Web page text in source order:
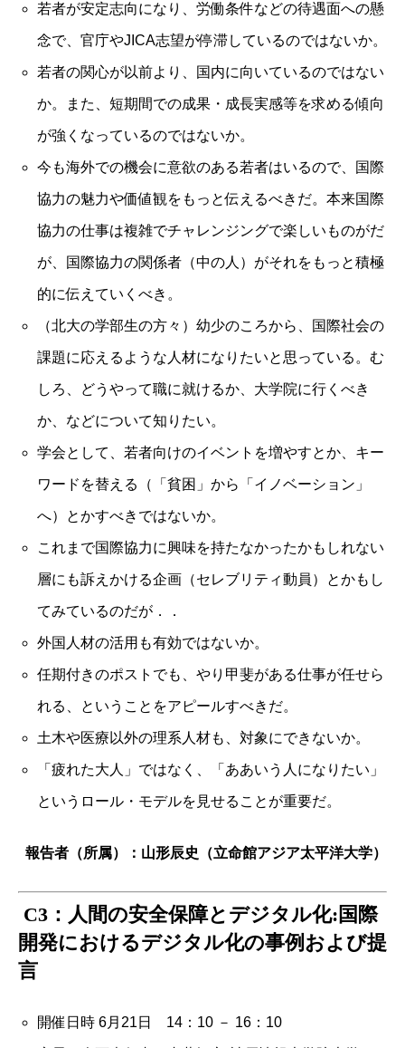
若者が安定志向になり、労働条件などの待遇面への懸
念で、官庁やJICA志望が停滞しているのではないか。
若者の関心が以前より、国内に向いているのではない
か。また、短期間での成果・成長実感等を求める傾向
が強くなっているのではないか。
今も海外での機会に意欲のある若者はいるので、国際
協力の魅力や価値観をもっと伝えるべきだ。本来国際
協力の仕事は複雑でチャレンジングで楽しいものがだ
が、国際協力の関係者（中の人）がそれをもっと積極
的に伝えていくべき。
（北大の学部生の方々）幼少のころから、国際社会の
課題に応えるような人材になりたいと思っている。む
しろ、どうやって職に就けるか、大学院に行くべき
か、などについて知りたい。
学会として、若者向けのイベントを増やすとか、キー
ワードを替える（「貧困」から「イノベーション」
へ）とかすべきではないか。
これまで国際協力に興味を持たなかったかもしれない
層にも訴えかける企画（セレブリティ動員）とかもし
てみているのだが．．
外国人材の活用も有効ではないか。
任期付きのポストでも、やり甲斐がある仕事が任せら
れる、ということをアピールすべきだ。
土木や医療以外の理系人材も、対象にできないか。
「疲れた大人」ではなく、「ああいう人になりたい」
というロール・モデルを見せることが重要だ。
報告者（所属）：山形辰史（立命館アジア太平洋大学）
C3：人間の安全保障とデジタル化:国際
開発におけるデジタル化の事例および提
言
開催日時 6月21日 14：10 － 16：10